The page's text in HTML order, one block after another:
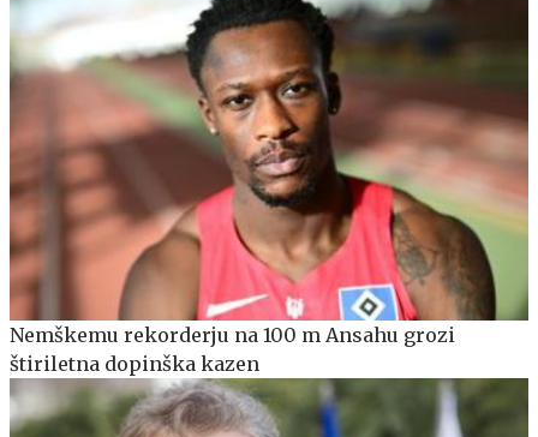
Nemškemu rekorderju na 100 m Ansahu grozi
štiriletna dopinška kazen